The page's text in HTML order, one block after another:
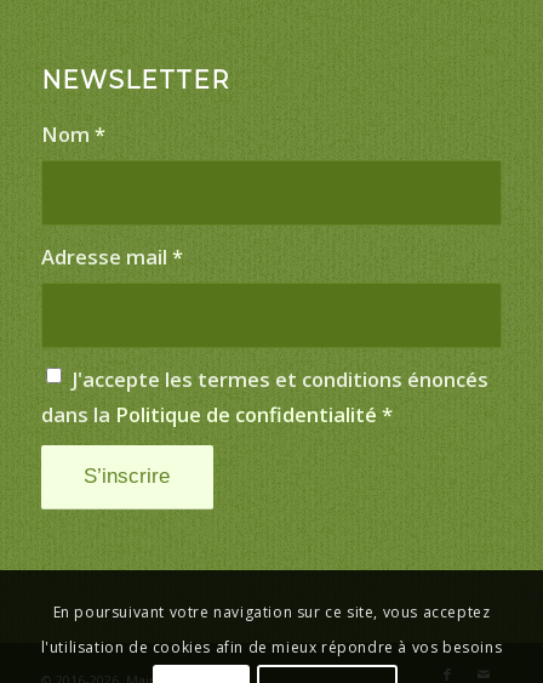
NEWSLETTER
Nom *
Adresse mail *
J'accepte les termes et conditions énoncés
dans la Politique de confidentialité *
En poursuivant votre navigation sur ce site, vous acceptez
l'utilisation de cookies afin de mieux répondre à vos besoins